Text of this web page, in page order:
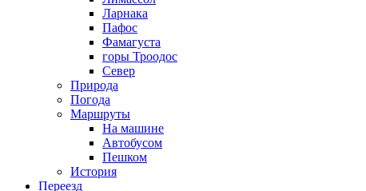
Ларнака
Пафос
Фамагуста
горы Троодос
Север
Природа
Погода
Маршруты
На машине
Автобусом
Пешком
История
Переезд